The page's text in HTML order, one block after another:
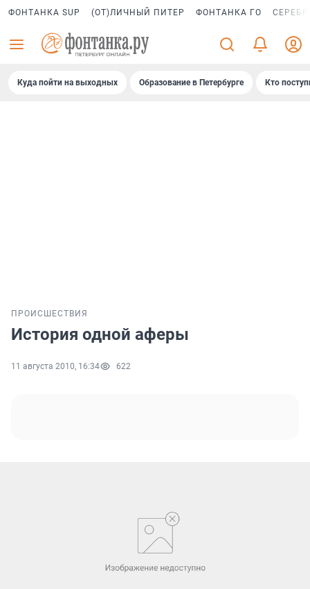
ФОНТАНКА SUP (ОТ)ЛИЧНЫЙ ПИТЕР ФОНТАНКА ГО
Куда пойти на выходных Образование в Петербурге Кто
ПРОИСШЕСТВИЯ
История одной аферы
11 августа 2010, 16:34 622